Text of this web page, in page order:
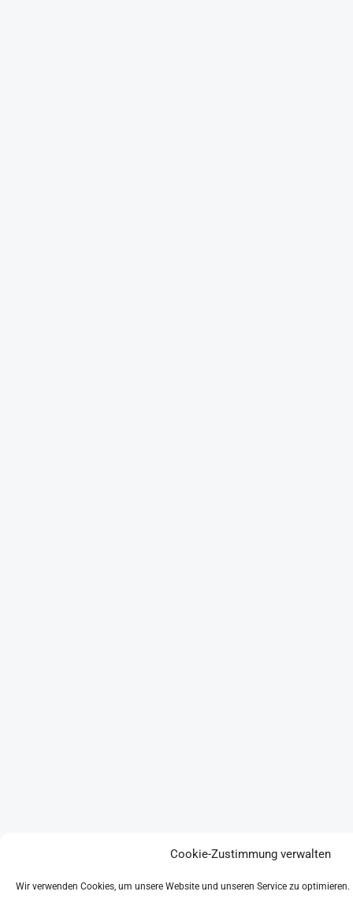
Cookie-Zustimmung verwalten
Wir verwenden Cookies, um unsere Website und unseren Service zu optimieren.